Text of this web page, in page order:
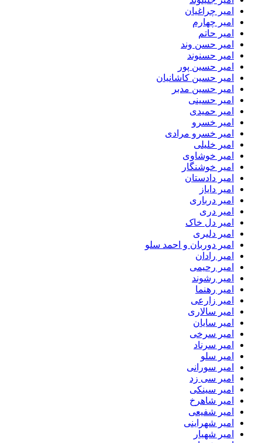
امیر چراغیان
امیر چهارم
امیر حاتم
امیر حسن وند
امیر حسنوند
امیر حسین پور
امیر حسین کاشانیان
امیر حسین مدبر
امیر حسینی
امیر حمیدی
امیر خسرو
امیر خسرو مرادی
امیر خلیلی
امیر خوشاوی
امیر خوشنگار
امیر دادستان
امیر دایاز
امیر درباری
امیر دری
امیر دل خاک
امیر دلیری
امیر دوربان و احمد سلو
امیر رادان
امیر رحیمی
امیر رشوند
امیر رهنما
امیر زارعی
امیر سالاری
امیر سایان
امیر سرخی
امیر سرناد
امیر سلو
امیر سورانی
امیر سی زد
امیر سینکی
امیر شاهرخ
امیر شفیعی
امیر شهراینی
امیر شهیار